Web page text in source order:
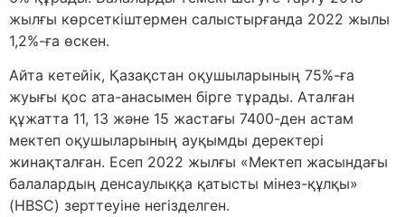
жылғы көрсеткіштермен салыстырғанда 2022 жылы
1,2%-ға өскен.
Айта кетейік, Қазақстан оқушыларының 75%-ға
жуығы қос ата-анасымен бірге тұрады. Аталған
құжатта 11, 13 және 15 жастағы 7400-ден астам
мектеп оқушыларының ауқымды деректері
жинақталған. Есеп 2022 жылғы «Мектеп жасындағы
балалардың денсаулыққа қатысты мінез-құлқы»
(HBSC) зерттеуіне негізделген.